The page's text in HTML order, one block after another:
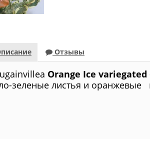
Отзывы
Orange Ice variegated
зеленые листья и оранжевые